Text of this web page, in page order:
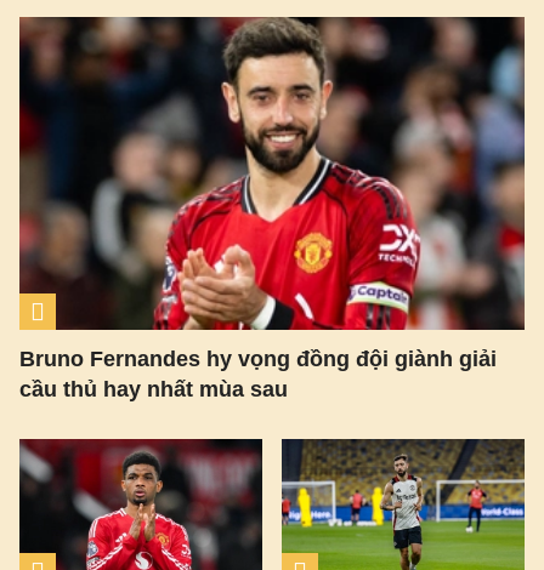
Bruno Fernandes hy vọng đồng đội giành giải
cầu thủ hay nhất mùa sau